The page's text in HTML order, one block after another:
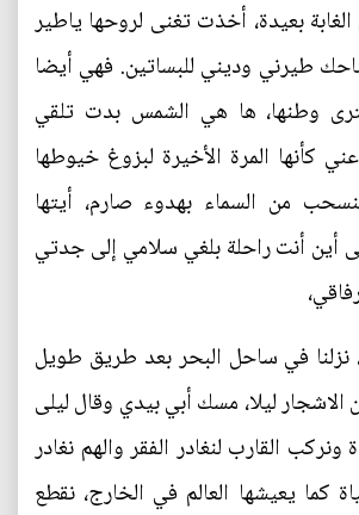
بعيدة، أخذت تغنى لروحها ياطير
طيرني وديني للبساتين. فهي أيضا
وطنها، ها هي الشمس بدت تلقي
كأنها المرة الأخيرة لبزوغ خيوطها
من السماء بهدوء صارم، أيتها
أين أنت راحلة بلغي سلامي إلى جدتي
نزلنا في ساحل البحر بعد طريق طويل
ليلا، مسك أبي بيدي وقال ليلى
القارب لنغادر الفقر والهم نغادر
كما يعيشها العالم في الخارج، نقطع